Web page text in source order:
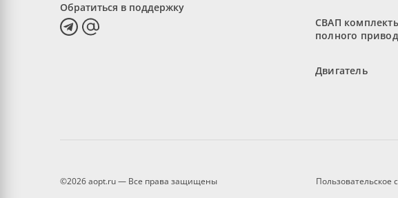
Обратиться в поддержку
СВАП
полного
Двигатель
©2026 aopt.ru — Все права защищены Пользовательское